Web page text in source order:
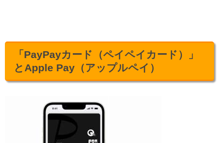
「PayPayカード（ペイペイカード）」
とApple Pay（アップルペイ）